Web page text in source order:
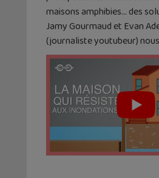
maisons amphibies… des
Jamy Gourmaud et Evan
(journaliste youtubeur)